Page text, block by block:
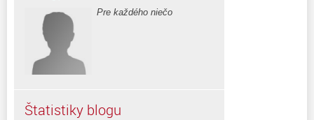
Pre každého niečo
Štatistiky blogu